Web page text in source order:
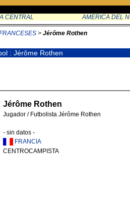
CENTRAL AMERICA DEL
> Jérôme Rothen
: Jérôme Rothen
Jérôme Rothen
Jugador / Futbolista Jérôme Rothen
- sin datos -
FRANCIA
CENTROCAMPISTA